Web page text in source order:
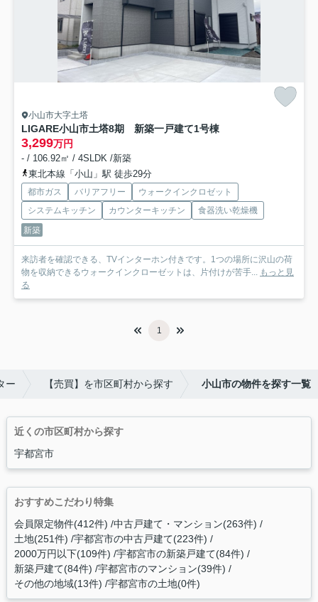
小山市大字土塔
LIGARE小山市土塔8期 新築一戸建て1号棟
3,299万円
- / 106.92㎡ / 4SLDK /新築
東北本線「小山」駅 徒歩29分
都市ガス バリアフリー
ウォークインクロゼット
システムキッチン
カウンターキッチン
食器洗い乾燥機
新築
来訪者を確認できる、TVインターホン付きです。1つの場所に沢山の荷
物を収納できるウォークインクローゼットは、片付けが苦手... もっと見
る
1
ー 【売買】を市区町村から探す 小山市の物件を探す一覧
近くの市区町村から探す
宇都宮市
おすすめこだわり特集
会員限定物件(412件) 中古戸建て・マンション(263件)
土地(251件) 宇都宮市の中古戸建て(223件)
2000万円以下(109件) 宇都宮市の新築戸建て(84件)
新築戸建て(84件) 宇都宮市のマンション(39件)
その他の地域(13件) 宇都宮市の土地(0件)